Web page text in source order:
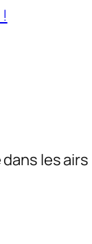
les airs